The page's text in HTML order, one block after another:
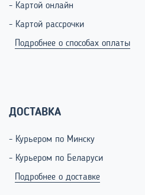
- Картой онлайн
- Картой рассрочки
Подробнее о способах оплаты
ДОСТАВКА
- Курьером по Минску
- Курьером по Беларуси
Подробнее о доставке